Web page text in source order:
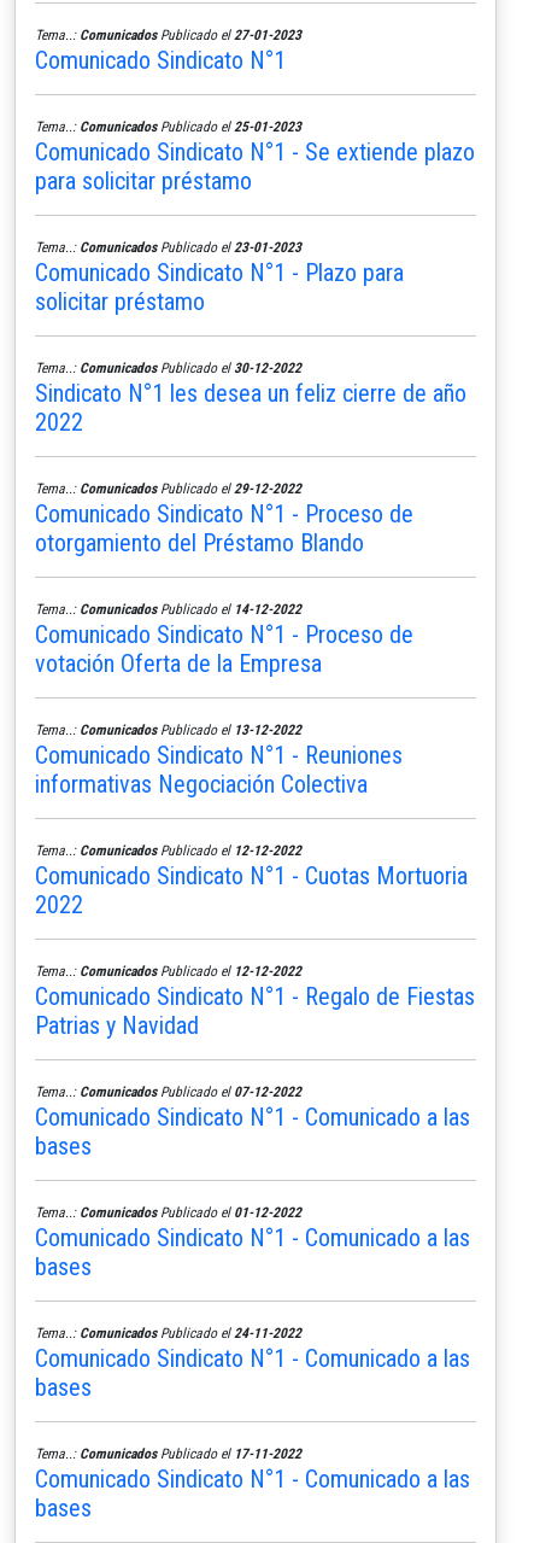
Tema..: ComunicadosPublicado el 27-01-2023
Comunicado Sindicato N°1
Tema..: ComunicadosPublicado el 25-01-2023
Comunicado Sindicato N°1 - Se extiende plazo
para solicitar préstamo
Tema..: ComunicadosPublicado el 23-01-2023
Comunicado Sindicato N°1 - Plazo para
solicitar préstamo
Tema..: ComunicadosPublicado el 30-12-2022
Sindicato N°1 les desea un feliz cierre de año
2022
Tema..: ComunicadosPublicado el 29-12-2022
Comunicado Sindicato N°1 - Proceso de
otorgamiento del Préstamo Blando
Tema..: ComunicadosPublicado el 14-12-2022
Comunicado Sindicato N°1 - Proceso de
votación Oferta de la Empresa
Tema..: ComunicadosPublicado el 13-12-2022
Comunicado Sindicato N°1 - Reuniones
informativas Negociación Colectiva
Tema..: ComunicadosPublicado el 12-12-2022
Comunicado Sindicato N°1 - Cuotas Mortuoria
2022
Tema..: ComunicadosPublicado el 12-12-2022
Comunicado Sindicato N°1 - Regalo de Fiestas
Patrias y Navidad
Tema..: ComunicadosPublicado el 07-12-2022
Comunicado Sindicato N°1 - Comunicado a las
bases
Tema..: ComunicadosPublicado el 01-12-2022
Comunicado Sindicato N°1 - Comunicado a las
bases
Tema..: ComunicadosPublicado el 24-11-2022
Comunicado Sindicato N°1 - Comunicado a las
bases
Tema..: ComunicadosPublicado el 17-11-2022
Comunicado Sindicato N°1 - Comunicado a las
bases